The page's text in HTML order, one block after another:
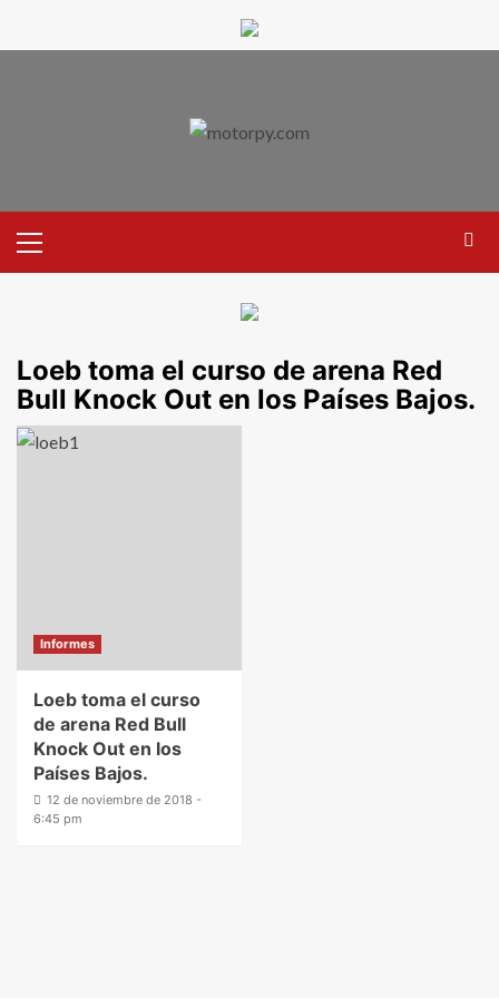
Loeb toma el curso de arena Red
Bull Knock Out en los Países Bajos.
Informes
Loeb toma el curso
de arena Red Bull
Knock Out en los
Países Bajos.
12 de noviembre de 2018 -
6:45 pm